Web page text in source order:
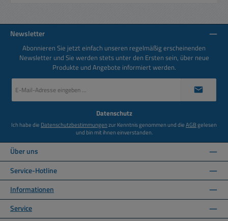
Newsletter
Abonnieren Sie jetzt einfach unseren regelmäßig erscheinenden
Newsletter und Sie werden stets unter den Ersten sein, über neue
Produkte und Angebote informiert werden.
Mail-
Datenschutz
Ich habe die Datenschutzbestimmungenzur Kenntnis genommen und dieAGBgelesen
und bin mit ihnen einverstanden.
Über uns
Service-Hotline
Informationen
Service